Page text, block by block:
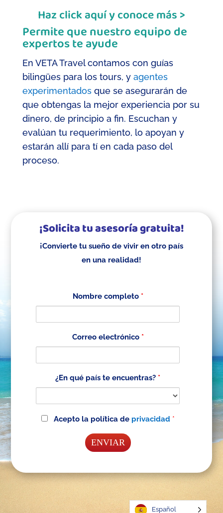
Haz click aquí y conoce más >
Permite que nuestro equipo de
expertos te ayude
En VETA Travel contamos con guías
bilingües para los tours, y agentes
experimentadosque se asegurarán de
que obtengas la mejor experiencia por su
dinero, de principio a fin. Escuchan y
evalúan tu requerimiento, lo apoyan y
estarán allí para tí en cada paso del
proceso.
¡Solicita tu asesoría gratuita!
¡Convierte tu sueño de vivir en otro país
en una realidad!
Nombre completo *
Correo electrónico *
¿En qué país te encuentras? *
Acepto la política de privacidad *
Español